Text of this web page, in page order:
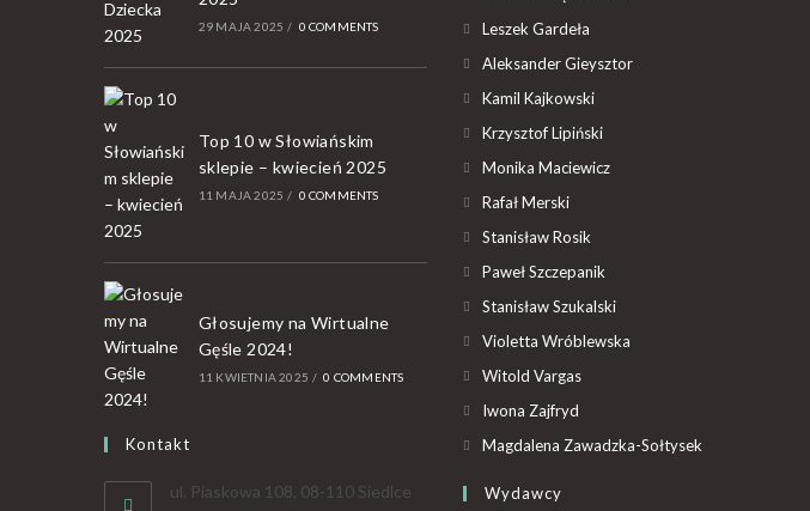
29 MAJA 2025 / 0 COMMENTS
Top 10 w Słowiańskim
sklepie – kwiecień 2025
11 MAJA 2025 / 0 COMMENTS
Głosujemy na Wirtualne
Gęśle 2024!
11 KWIETNIA 2025 / 0 COMMENTS
Kontakt
ul. Piaskowa 108, 08-110 Siedlce
Leszek Gardeła
Aleksander Gieysztor
Kamil Kajkowski
Krzysztof Lipiński
Monika Maciewicz
Rafał Merski
Stanisław Rosik
Paweł Szczepanik
Stanisław Szukalski
Violetta Wróblewska
Witold Vargas
Iwona Zajfryd
Magdalena Zawadzka-Sołtysek
Wydawcy